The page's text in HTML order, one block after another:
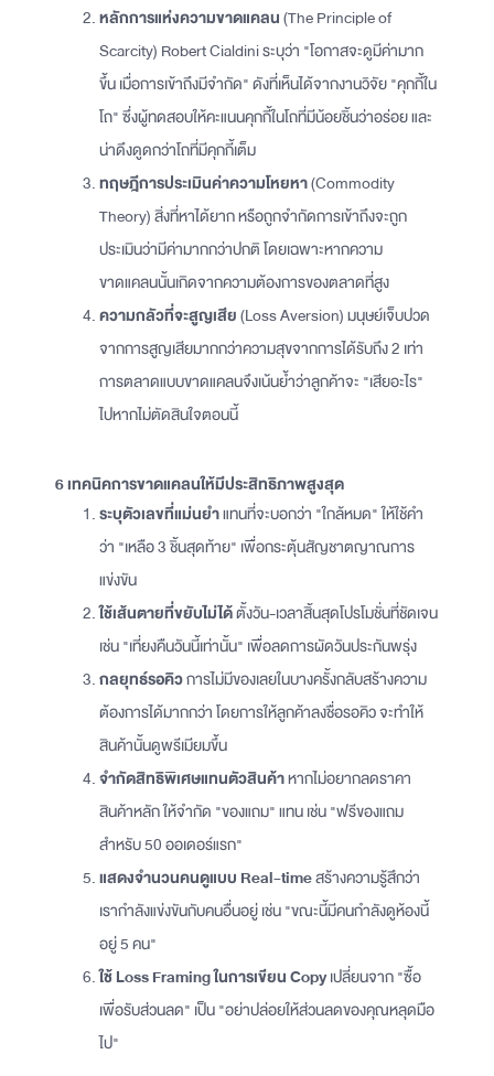
หลักการแห่งความขาดแคลน(The Principle of
Scarcity) Robert Cialdini ระบุว่า "โอกาสจะดูมีค่ามาก
ขึ้น เมื่อการเข้าถึงมีจำกัด" ดังที่เห็นได้จากงานวิจัย "คุกกี้ใน
โถ" ซึ่งผู้ทดสอบให้คะแนนคุกกี้ในโถที่มีน้อยชิ้นว่าอร่อย และ
น่าดึงดูดกว่าโถที่มีคุกกี้เต็ม
ทฤษฎีการประเมินค่าความโหยหา(Commodity
Theory) สิ่งที่หาได้ยาก หรือถูกจำกัดการเข้าถึงจะถูก
ประเมินว่ามีค่ามากกว่าปกติ โดยเฉพาะหากความ
ขาดแคลนนั้นเกิดจากความต้องการของตลาดที่สูง
ความกลัวที่จะสูญเสีย(Loss Aversion) มนุษย์เจ็บปวด
จากการสูญเสียมากกว่าความสุขจากการได้รับถึง 2 เท่า
การตลาดแบบขาดแคลนจึงเน้นย้ำว่าลูกค้าจะ "เสียอะไร"
ไปหากไม่ตัดสินใจตอนนี้
6 เทคนิคการขาดแคลนให้มีประสิทธิภาพสูงสุด
ระบุตัวเลขที่แม่นยำแทนที่จะบอกว่า "ใกล้หมด" ให้ใช้คำ
ว่า "เหลือ 3 ชิ้นสุดท้าย" เพื่อกระตุ้นสัญชาตญาณการ
แข่งขัน
ใช้เส้นตายที่ขยับไม่ได้ตั้งวัน-เวลาสิ้นสุดโปรโมชั่นที่ชัดเจน
เช่น "เที่ยงคืนวันนี้เท่านั้น" เพื่อลดการผัดวันประกันพรุ่ง
กลยุทธ์รอคิวการไม่มีของเลยในบางครั้งกลับสร้างความ
ต้องการได้มากกว่า โดยการให้ลูกค้าลงชื่อรอคิว จะทำให้
สินค้านั้นดูพรีเมียมขึ้น
จำกัดสิทธิพิเศษแทนตัวสินค้าหากไม่อยากลดราคา
สินค้าหลัก ให้จำกัด "ของแถม" แทน เช่น "ฟรีของแถม
สำหรับ 50 ออเดอร์แรก"
แสดงจำนวนคนดูแบบ Real-timeสร้างความรู้สึกว่า
เรากำลังแข่งขันกับคนอื่นอยู่ เช่น "ขณะนี้มีคนกำลังดูห้องนี้
อยู่ 5 คน"
ใช้ Loss Framing ในการเขียน Copyเปลี่ยนจาก "ซื้อ
เพื่อรับส่วนลด" เป็น "อย่าปล่อยให้ส่วนลดของคุณหลุดมือ
ไป"